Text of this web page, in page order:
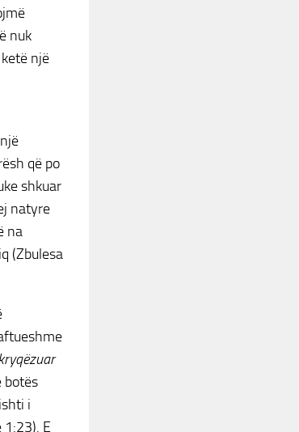
nuk
një
që po
shkuar
natyre
na
(Zbulesa
botës
i
E